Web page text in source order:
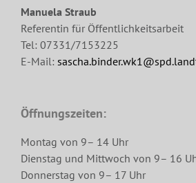
Manuela Straub
Referentin für Öffentlichkeitsarbeit
Tel: 07331/7153225
E-Mail:
Öffnungszeiten:
Montag von 9– 14 Uhr
Dienstag und Mittwoch von 9– 16
Donnerstag von 9– 17 Uhr